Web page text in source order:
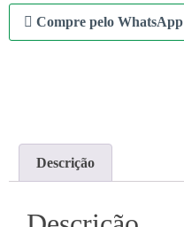
Compre pelo WhatsApp
Descrição